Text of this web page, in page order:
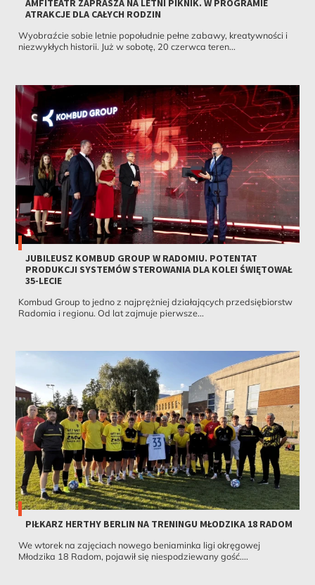
AMFITEATR ZAPRASZA NA LETNI PIKNIK. W PROGRAMIE
ATRAKCJE DLA CAŁYCH RODZIN
Wyobraźcie sobie letnie popołudnie pełne zabawy, kreatywności i
niezwykłych historii. Już w sobotę, 20 czerwca teren...
JUBILEUSZ KOMBUD GROUP W RADOMIU. POTENTAT
PRODUKCJI SYSTEMÓW STEROWANIA DLA KOLEI ŚWIĘTOWAŁ
35-LECIE
Kombud Group to jedno z najprężniej działających przedsiębiorstw
Radomia i regionu. Od lat zajmuje pierwsze...
PIŁKARZ HERTHY BERLIN NA TRENINGU MŁODZIKA 18 RADOM
We wtorek na zajęciach nowego beniaminka ligi okręgowej
Młodzika 18 Radom, pojawił się niespodziewany gość....